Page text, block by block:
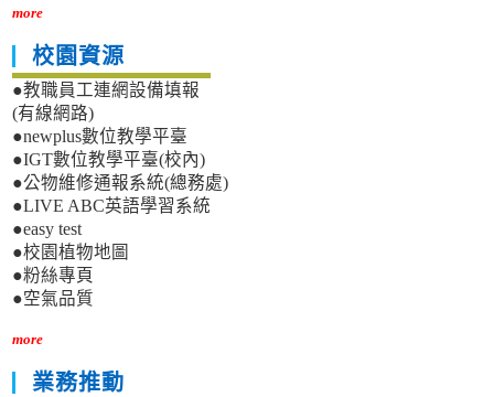
more
校園資源
●教職員工連網設備填報
(有線網路)
●newplus數位教學平臺
●IGT數位教學平臺(校內)
●公物維修通報系統(總務處)
●LIVE ABC英語學習系統
●easy test
●校園植物地圖
●粉絲專頁
●空氣品質
more
業務推動